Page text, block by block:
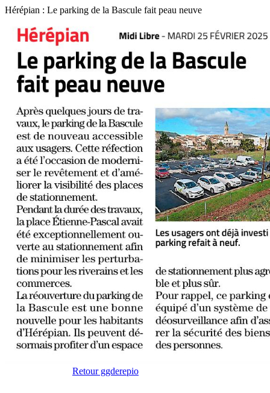
Hérépian : Le parking de la Bascule fait peau neuve
Retour ggderepio